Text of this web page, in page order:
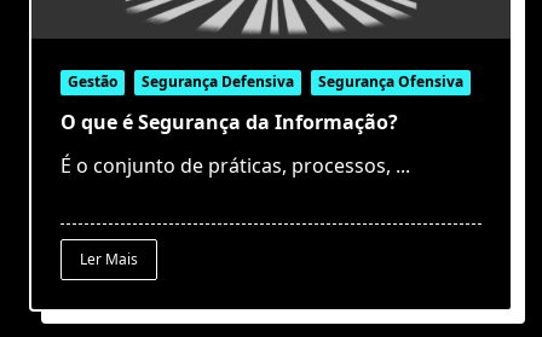
Gestão Segurança Defensiva Segurança Ofensiva
O que é Segurança da Informação?
É o conjunto de práticas, processos, ...
Ler Mais